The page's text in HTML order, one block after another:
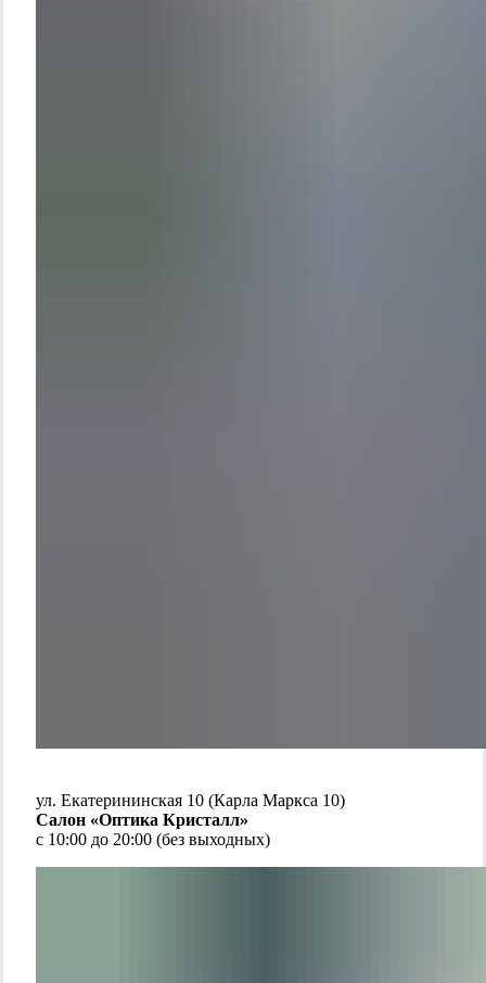
ул. Екатерининская 10 (Карла Маркса 10)
Салон «Оптика Кристалл»
с 10:00 до 20:00 (без выходных)